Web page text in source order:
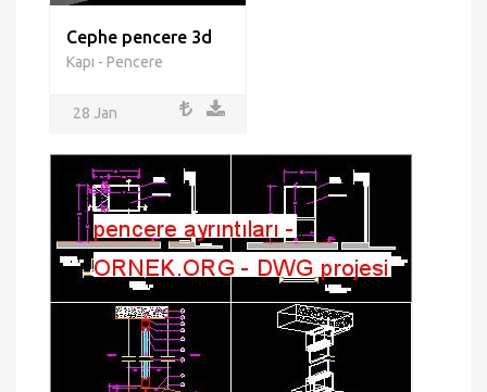
Cephe pencere 3d
Kapı - Pencere
28 Jan